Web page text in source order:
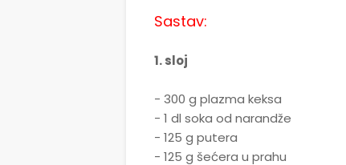
Sastav:
1. sloj
- 300 g plazma keksa
- 1 dl soka od narandže
- 125 g putera
- 125 g šećera u prahu